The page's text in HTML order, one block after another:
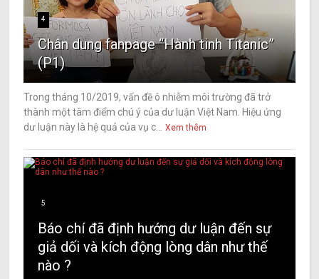
4
Chân dung fanpage “Hành tinh Titanic”
(P1)
Trong tháng 10/2019, vấn đề ô nhiễm môi trường đã trở
thành một tâm điểm chú ý của dư luận Việt Nam. Hiệu ứng
dư luận này là hệ quả của vụ c...
Xem thêm
5
Báo chí đã định hướng dư luận đến sự
giả dối và kích động lòng dân như thế
nào ?